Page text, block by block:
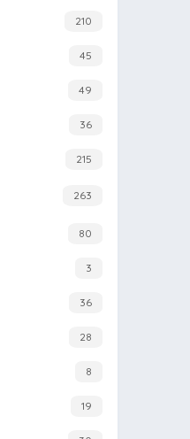
210
45
49
36
215
263
80
3
36
28
8
19